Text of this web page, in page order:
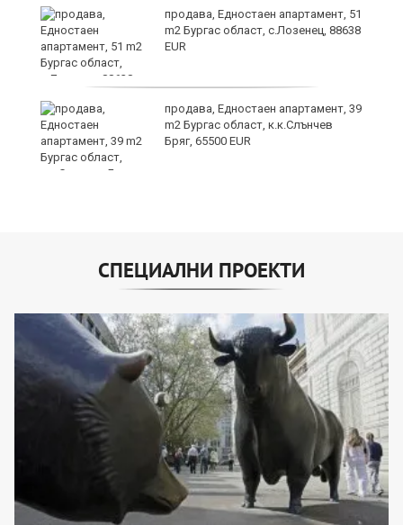
продава, Едностаен апартамент, 51
m2 Бургас област, с.Лозенец, 88638
EUR
продава, Едностаен апартамент, 39
m2 Бургас област, к.к.Слънчев
Бряг, 65500 EUR
СПЕЦИАЛНИ ПРОЕКТИ